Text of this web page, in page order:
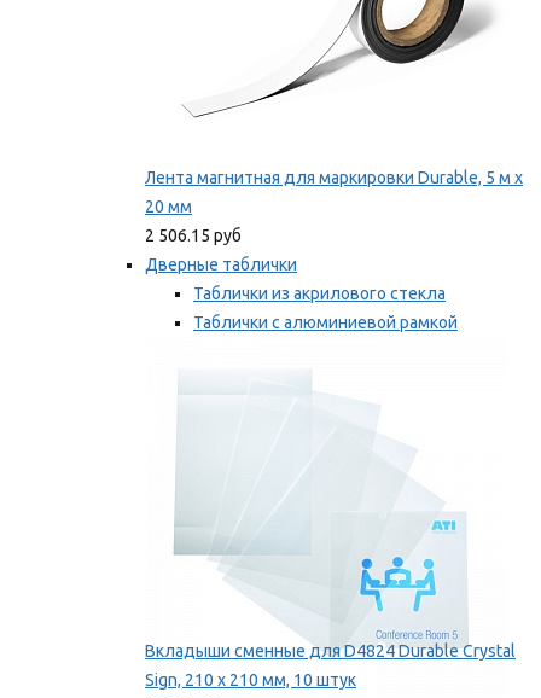
Лента магнитная для маркировки Durable, 5 м х
20 мм
2 506.15 руб
Дверные таблички
Таблички из акрилового стекла
Таблички с алюминиевой рамкой
Вкладыши сменные для D4824 Durable Crystal
Sign, 210 x 210 мм, 10 штук